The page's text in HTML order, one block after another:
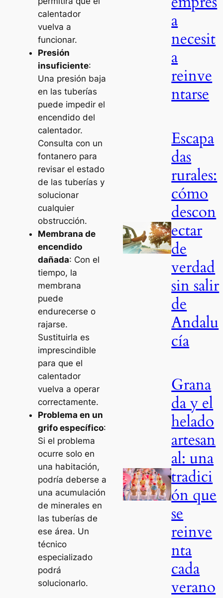
calentador
vuelva a
funcionar.
Presión
insuficiente:
Una presión baja
en las tuberías
puede impedir el
encendido del
calentador.
Consulta con un
fontanero para
revisar el estado
de las tuberías y
solucionar
cualquier
obstrucción.
Membrana de
encendido
dañada: Con el
tiempo, la
membrana
puede
endurecerse o
rajarse.
Sustituirla es
imprescindible
para que el
calentador
vuelva a operar
correctamente.
Problema en un
grifo específico:
Si el problema
ocurre solo en
una habitación,
podría deberse a
una acumulación
de minerales en
las tuberías de
ese área. Un
técnico
especializado
podrá
solucionarlo.
a
necesit
a
reinve
ntarse
Escapa
das
rurales:
cómo
descon
ectar
de
verdad
sin salir
de
Andalu
cía
Grana
da y el
helado
artesan
al: una
tradici
ón que
se
reinve
nta
cada
verano